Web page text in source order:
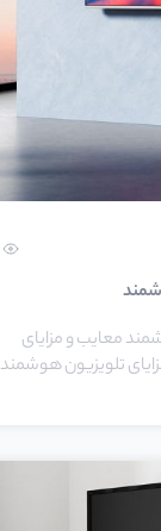
معایب و مزایای
تلویزیون هوشمند